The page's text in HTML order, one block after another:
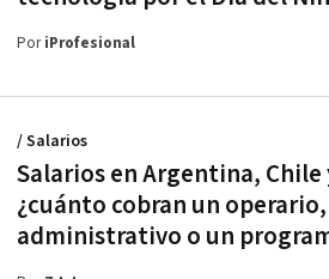
PoriProfesional
Salarios en Argentina, Chile
¿cuánto cobran un
administrativo o un
/ Salarios